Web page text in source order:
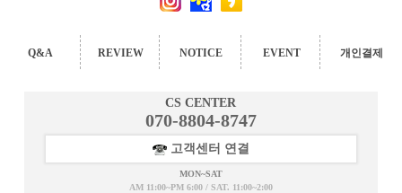
Q&A REVIEW NOTICE EVENT 개인결제
CS CENTER
070-8804-8747
고객센터 연결
MON~SAT
AM 11:00~PM 6:00 / SAT. 11:00~2:00